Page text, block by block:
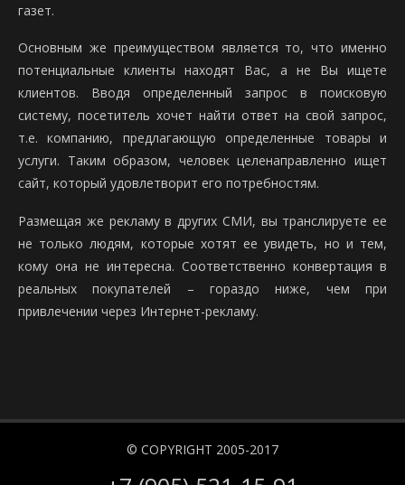
газет.
Основным же преимуществом является то, что именно
потенциальные клиенты находят Вас, а не Вы ищете
клиентов. Вводя определенный запрос в поисковую
систему, посетитель хочет найти ответ на свой запрос,
т.е. компанию, предлагающую определенные товары и
услуги. Таким образом, человек целенаправленно ищет
сайт, который удовлетворит его потребностям.
Размещая же рекламу в других СМИ, вы транслируете ее
не только людям, которые хотят ее увидеть, но и тем,
кому она не интересна. Соответственно конвертация в
реальных покупателей – гораздо ниже, чем при
привлечении через Интернет-рекламу.
© COPYRIGHT 2005-2017